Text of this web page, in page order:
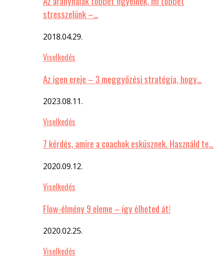
stresszelünk –…
2018.04.29.
Viselkedés
Az igen ereje – 3 meggyőzési stratégia, hogy…
2023.08.11.
Viselkedés
7 kérdés, amire a coachok esküsznek. Használd te…
2020.09.12.
Viselkedés
Flow-élmény 9 eleme – így élheted át!
2020.02.25.
Viselkedés